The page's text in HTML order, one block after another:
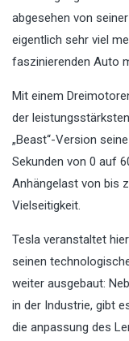
abgesehen von
eigentlich sehr viel
faszinierenden Auto
Mit einem
der
„Beast“-Version
Sekunden von 0 auf
Anhängelast von bis
Vielseitigkeit.
Tesla veranstaltet
seinen
weiter ausgebaut:
in der Industrie, gibt
die anpassung des